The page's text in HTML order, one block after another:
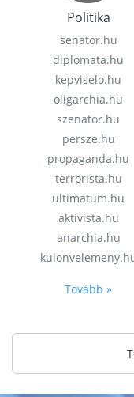
Politika
senator.hu
diplomata.hu
kepviselo.hu
oligarchia.hu
szenator.hu
persze.hu
propaganda.hu
terrorista.hu
ultimatum.hu
aktivista.hu
anarchia.hu
Tovább »